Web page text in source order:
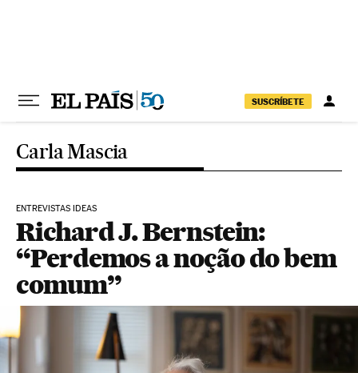
SUSCRÍBETE
Carla Mascia
ENTREVISTAS IDEAS
Richard J. Bernstein:
“Perdemos a noção do bem
comum”